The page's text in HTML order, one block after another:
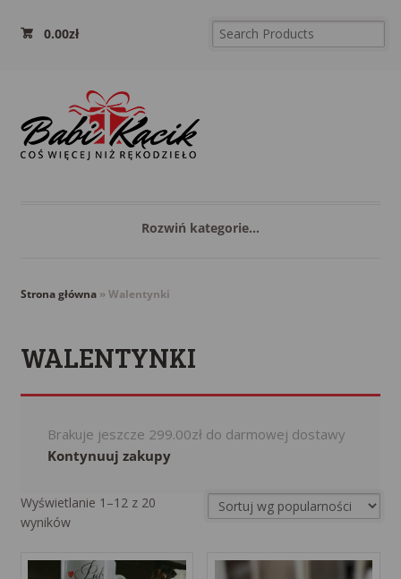
0.00zł
Rozwiń kategorie...
Strona główna»Walentynki
WALENTYNKI
Brakuje jeszcze 299.00złdo darmowej dostawy
Kontynuuj zakupy
Wyświetlanie 1–12 z 20
wynikówSorted
popularity